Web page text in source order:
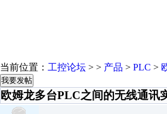
当前位置： 工控论坛 > > 产品 > PLC >
我要发帖
欧姆龙多台PLC之间的无线通讯